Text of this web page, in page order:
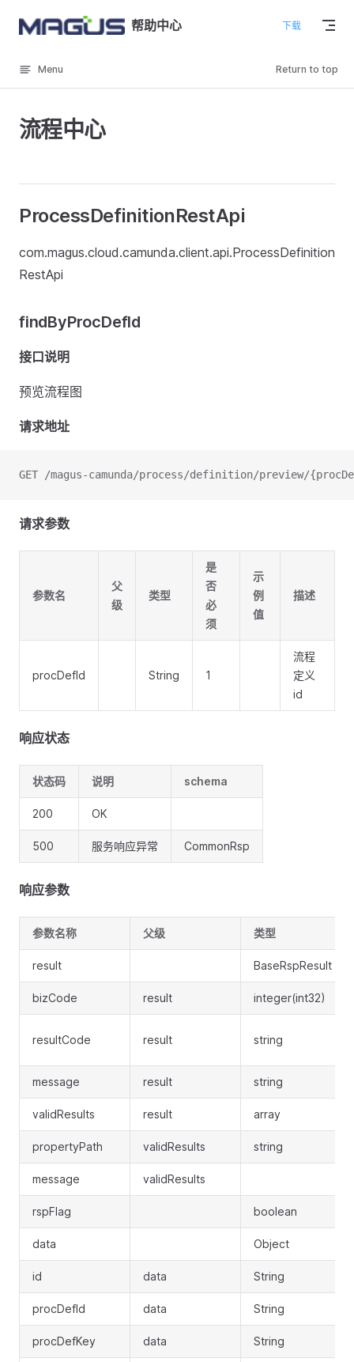
Skip to content 帮助中心 下载
Menu Return to top
流程中心
ProcessDefinitionRestApi
com.magus.cloud.camunda.client.api.ProcessDefinition
RestApi
findByProcDefId
接口说明
预览流程图
请求地址
GET /magus-camunda/process/definition/preview/
请求参数
参数名
父
级
类型
是
否
必
须
示
例
值
描述
procDefId String 1
流程
定义
id
响应状态
状态码 说明 schema
200 OK
500 服务响应异常 CommonRsp
响应参数
参数名称 父级 类型
result BaseRspResult
bizCode result integer(int32)
resultCode result string
message result string
validResults result array
propertyPath validResults string
message validResults
rspFlag boolean
data Object
id data String
procDefId data String
procDefKey data String